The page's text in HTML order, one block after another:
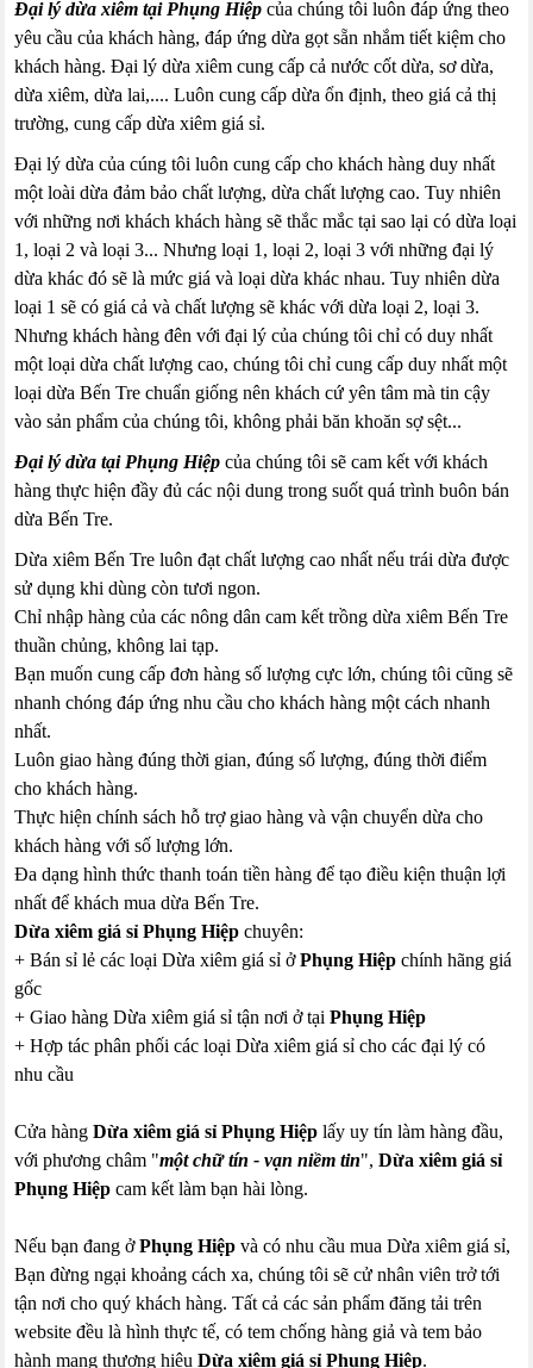
Đại lý dừa xiêm tại Phụng Hiệp của chúng tôi luôn đáp ứng theo
yêu cầu của khách hàng, đáp ứng dừa gọt sẵn nhắm tiết kiệm cho
khách hàng. Đại lý dừa xiêm cung cấp cả nước cốt dừa, sơ dừa,
dừa xiêm, dừa lai,.... Luôn cung cấp dừa ổn định, theo giá cả thị
trường, cung cấp dừa xiêm giá sỉ.
Đại lý dừa của cúng tôi luôn cung cấp cho khách hàng duy nhất
một loài dừa đảm bảo chất lượng, dừa chất lượng cao. Tuy nhiên
với những nơi khách khách hàng sẽ thắc mắc tại sao lại có dừa loại
1, loại 2 và loại 3... Nhưng loại 1, loại 2, loại 3 với những đại lý
dừa khác đó sẽ là mức giá và loại dừa khác nhau. Tuy nhiên dừa
loại 1 sẽ có giá cả và chất lượng sẽ khác với dừa loại 2, loại 3.
Nhưng khách hàng đên với đại lý của chúng tôi chỉ có duy nhất
một loại dừa chất lượng cao, chúng tôi chỉ cung cấp duy nhất một
loại dừa Bến Tre chuẩn giống nên khách cứ yên tâm mà tin cậy
vào sản phẩm của chúng tôi, không phải băn khoăn sợ sệt...
Đại lý dừa tại Phụng Hiệp của chúng tôi sẽ cam kết với khách
hàng thực hiện đầy đủ các nội dung trong suốt quá trình buôn bán
dừa Bến Tre.
Dừa xiêm Bến Tre luôn đạt chất lượng cao nhất nếu trái dừa được
sử dụng khi dùng còn tươi ngon.
Chỉ nhập hàng của các nông dân cam kết trồng dừa xiêm Bến Tre
thuần chủng, không lai tạp.
Bạn muốn cung cấp đơn hàng số lượng cực lớn, chúng tôi cũng sẽ
nhanh chóng đáp ứng nhu cầu cho khách hàng một cách nhanh
nhất.
Luôn giao hàng đúng thời gian, đúng số lượng, đúng thời điểm
cho khách hàng.
Thực hiện chính sách hỗ trợ giao hàng và vận chuyển dừa cho
khách hàng với số lượng lớn.
Đa dạng hình thức thanh toán tiền hàng để tạo điều kiện thuận lợi
nhất để khách mua dừa Bến Tre.
Dừa xiêm giá sỉ Phụng Hiệpchuyên:
+ Bán sỉ lẻ các loại Dừa xiêm giá sỉ ởPhụng Hiệp chính hãng giá
gốc
+ Giao hàng Dừa xiêm giá sỉ tận nơi ở tạiPhụng Hiệp
+ Hợp tác phân phối các loại Dừa xiêm giá sỉ cho các đại lý có
nhu cầu
Cửa hàngDừa xiêm giá sỉ Phụng Hiệp lấy uy tín làm hàng đầu,
với phương châm "một chữ tín - vạn niềm tin",Dừa xiêm giá sỉ
Phụng Hiệp cam kết làm bạn hài lòng.
Nếu bạn đang ởPhụng Hiệp và có nhu cầu mua Dừa xiêm giá sỉ,
Bạn đừng ngại khoảng cách xa, chúng tôi sẽ cử nhân viên trở tới
tận nơi cho quý khách hàng. Tất cả các sản phẩm đăng tải trên
website đều là hình thực tế, có tem chống hàng giả và tem bảo
hành mang thương hiệuDừa xiêm giá sỉ Phụng Hiệp.